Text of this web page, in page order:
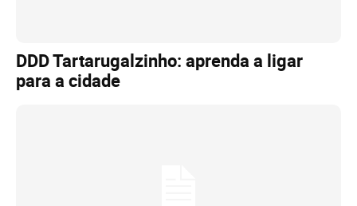
DDD Tartarugalzinho: aprenda a ligar
para a cidade